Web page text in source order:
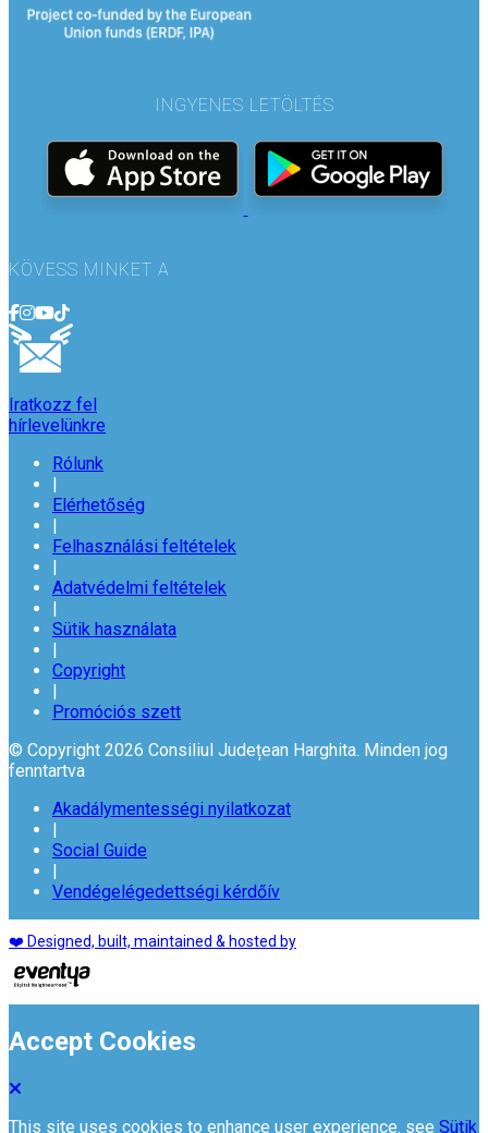
INGYENES LETÖLTÉS
KÖVESS MINKET A
Iratkozz fel
hírlevelünkre
Rólunk
Elérhetőség
Felhasználási feltételek
Adatvédelmi feltételek
Sütik használata
Copyright
Promóciós szett
© Copyright 2026 Consiliul Județean Harghita. Minden jog
fenntartva
Akadálymentességi nyilatkozat
Social Guide
Vendégelégedettségi kérdőív
❤️ Designed, built, maintained & hosted by
Accept Cookies
This site uses cookies to enhance user experience. see Sütik